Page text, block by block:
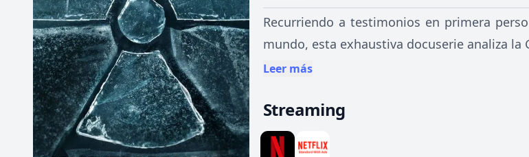
Recurriendo a testimonios en primera
mundo, esta exhaustiva docuserie analiza la
Leer más
Streaming